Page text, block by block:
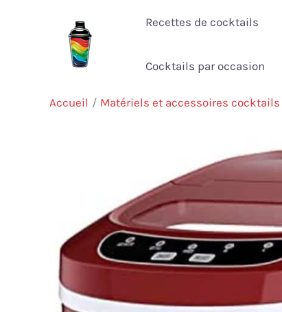
Recettes de cocktails
Cocktails par occasion
Accueil Matériels et accessoires cocktails